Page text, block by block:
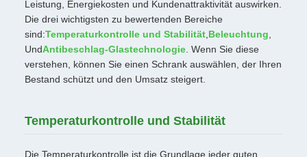
Leistung, Energiekosten und Kundenattraktivität auswirken.
Die drei wichtigsten zu bewertenden Bereiche
sind:Temperaturkontrolle und Stabilität Beleuchtung
UndAntibeschlag-Glastechnologie . Wenn Sie diese
verstehen, können Sie einen Schrank auswählen, der Ihren
Bestand schützt und den Umsatz steigert.
Temperaturkontrolle und Stabilität
Die Temperaturkontrolle ist die Grundlage jeder guten